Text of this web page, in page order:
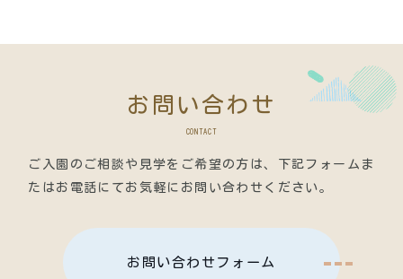
お問い合わせ
CONTACT
ご入園のご相談や見学をご希望の方は、
下記フォームま
たはお電話にてお気軽にお問い合わせください。
お問い合わせフォーム